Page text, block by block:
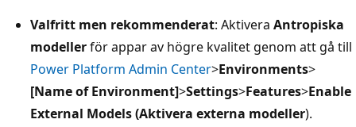
Valfritt men rekommenderat: Aktivera Antropiska
modellerför appar av högre kvalitet genom att gå till
Power Platform Admin Center>Environments>
[Name of Environment]>Settings>Features>Enable
External Models (Aktivera externa modeller).